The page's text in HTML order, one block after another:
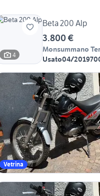
4
Beta 200 Alp
3.800 €
Monsummano
Usato04/2019
Vetrina